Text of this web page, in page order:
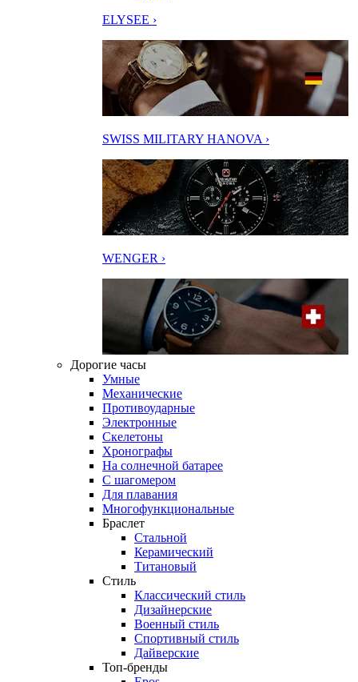
ELYSEE ›
SWISS MILITARY HANOVA ›
WENGER ›
Дорогие часы
Умные
Механические
Противоударные
Электронные
Скелетоны
Хронографы
На солнечной батарее
С шагомером
Для плавания
Многофункциональные
Браслет
Стальной
Керамический
Титановый
Стиль
Классический стиль
Дизайнерские
Военный стиль
Спортивный стиль
Дайверские
Топ-бренды